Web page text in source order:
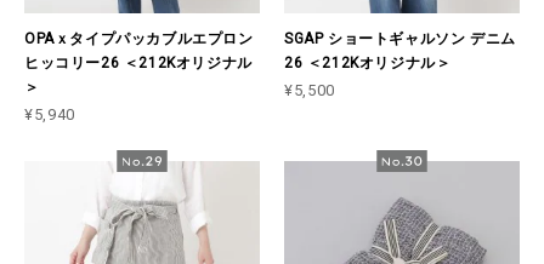
OPAｘタイプパッカブルエプロン
ヒッコリー26 ＜212Kオリジナル
＞
¥5,940
SGAP ショートギャルソン デニム
26 ＜212Kオリジナル＞
¥5,500